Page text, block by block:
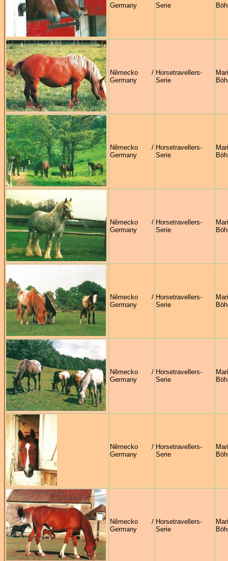
Germany
Serie
Německo /
Germany
Horsetravellers-
Serie
Německo /
Germany
Horsetravellers-
Serie
Německo /
Germany
Horsetravellers-
Serie
Německo /
Germany
Horsetravellers-
Serie
Německo /
Germany
Horsetravellers-
Serie
Německo /
Germany
Horsetravellers-
Serie
Německo /
Germany
Horsetravellers-
Serie